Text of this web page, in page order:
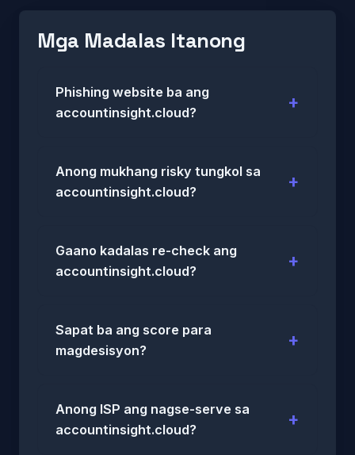
Mga Madalas Itanong
Phishing website ba ang
accountinsight.cloud?
Anong mukhang risky tungkol sa
accountinsight.cloud?
Gaano kadalas re-check ang
accountinsight.cloud?
Sapat ba ang score para
magdesisyon?
Anong ISP ang nagse-serve sa
accountinsight.cloud?